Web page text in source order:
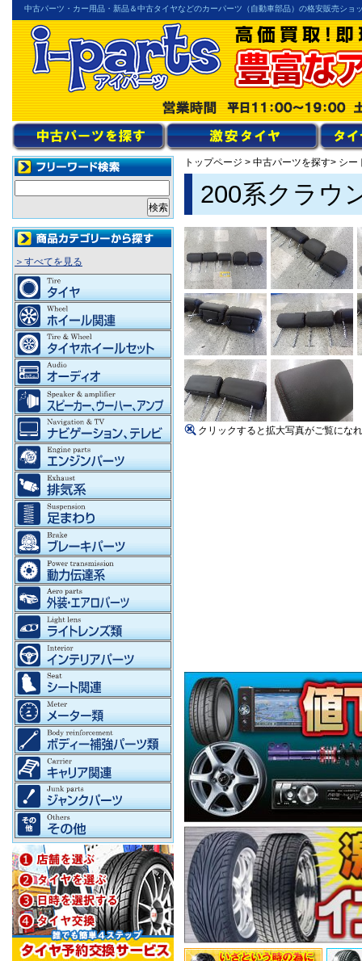
中古パーツ・カー用品・新品＆中古タイヤなどのカーパーツ（自動車部品）の格安販売ショ
トップページ > 中古パーツを探す> シー
200系クラウ
クリックすると拡大写真がご覧にな
＞すべてを見る